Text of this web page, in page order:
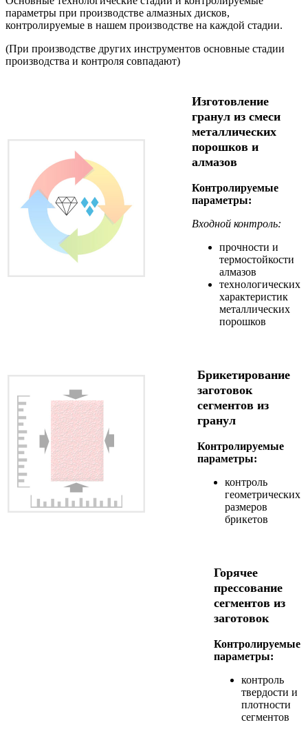
параметры при производстве алмазных дисков,
контролируемые в нашем производстве на каждой стадии.
(При производстве других инструментов основные стадии
производства и контроля совпадают)
Изготовление
гранул из смеси
металлических
порошков и
алмазов
Контролируемые
параметры:
Входной контроль:
прочности и
термостойкости
алмазов
технологических
характеристик
металлических
порошков
Брикетирование
заготовок
сегментов из
гранул
Контролируемые
параметры:
контроль
геометрических
размеров
брикетов
Горячее
прессование
сегментов из
заготовок
Контролируемые
параметры:
контроль
твердости и
плотности
сегментов